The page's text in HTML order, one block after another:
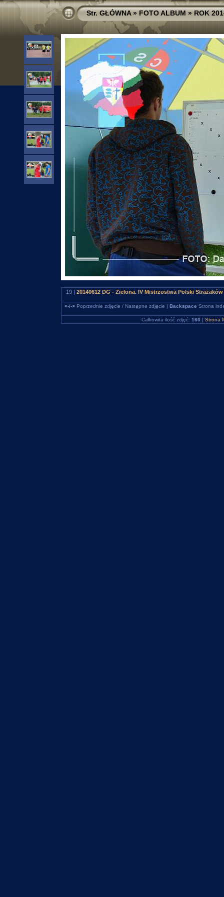
Str. GŁÓWNA»FOTO ALBUM»ROK
19 | 20140612 DG - Zielona. IV Mistrzostwa Polski
<-/->Poprzednie zdjęcie / Następne zdjęcie | Backspace Strona
Całkowita ilość zdjęć: 160 | Strona